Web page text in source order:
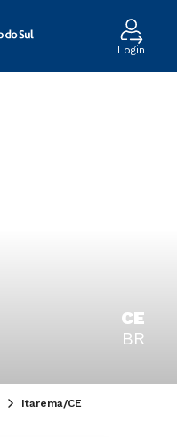
Login
CE
BR
Itarema/CE